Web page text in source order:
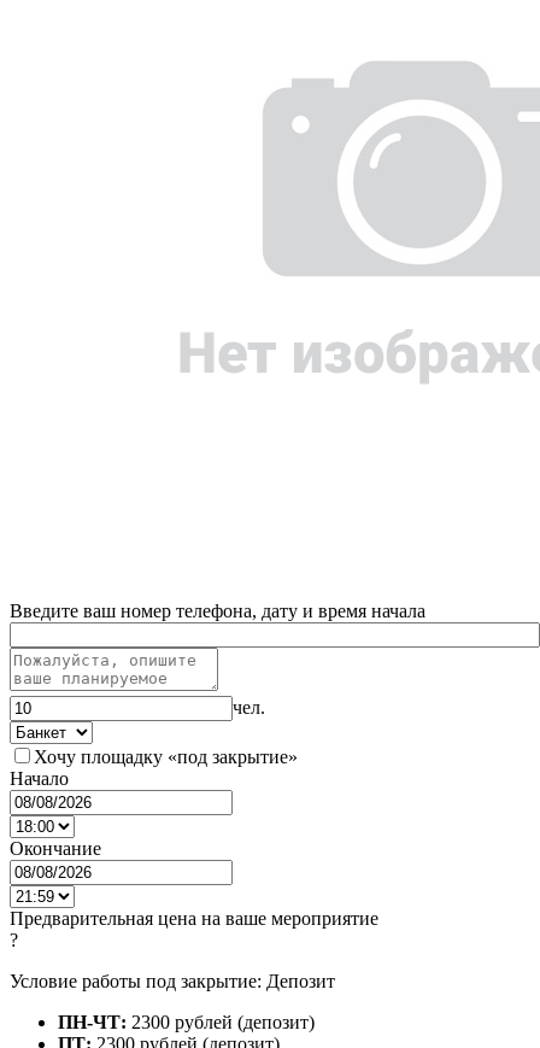
Введите ваш номер телефона, дату и время начала
чел.
Хочу площадку «под закрытие»
Начало
Окончание
Предварительная цена на ваше мероприятие
?
Условие работы под закрытие: Депозит
ПН-ЧТ: 2300 рублей (депозит)